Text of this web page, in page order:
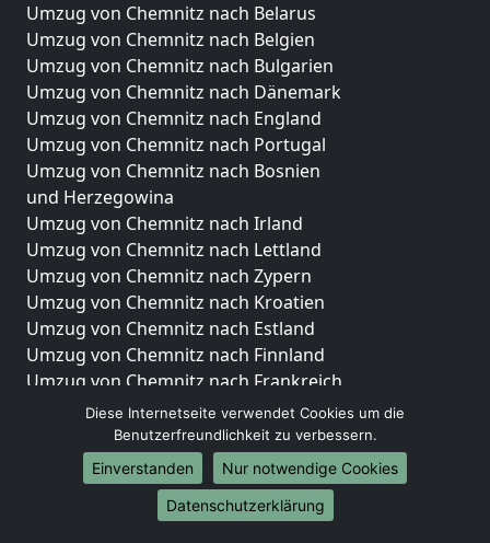
Umzug von Chemnitz nach Belarus
Umzug von Chemnitz nach Belgien
Umzug von Chemnitz nach Bulgarien
Umzug von Chemnitz nach Dänemark
Umzug von Chemnitz nach England
Umzug von Chemnitz nach Portugal
Umzug von Chemnitz nach Bosnien
und Herzegowina
Umzug von Chemnitz nach Irland
Umzug von Chemnitz nach Lettland
Umzug von Chemnitz nach Zypern
Umzug von Chemnitz nach Kroatien
Umzug von Chemnitz nach Estland
Umzug von Chemnitz nach Finnland
Umzug von Chemnitz nach Frankreich
Umzug von Chemnitz nach Griechenland
Umzug von Chemnitz nach Italien
Umzug von Chemnitz nach Liechtenstein
Umzug von Chemnitz nach Luxemburg
Umzug von Chemnitz nach Niederlande
Diese Internetseite verwendet Cookies um die
Benutzerfreundlichkeit zu verbessern.
Einverstanden
Nur notwendige Cookies
Datenschutzerklärung